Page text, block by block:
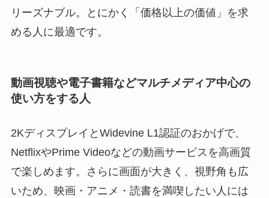
リーズナブル。とにかく「価格以上の価値」を求
める人に最適です。
動画視聴や電子書籍などマルチメディア中心の
使い方をする人
2KディスプレイとWidevine L1認証のおかげで、
NetflixやPrime Videoなどの動画サービスを高画質
で楽しめます。さらに画面が大きく、視野角も広
いため、映画・アニメ・読書を満喫したい人には